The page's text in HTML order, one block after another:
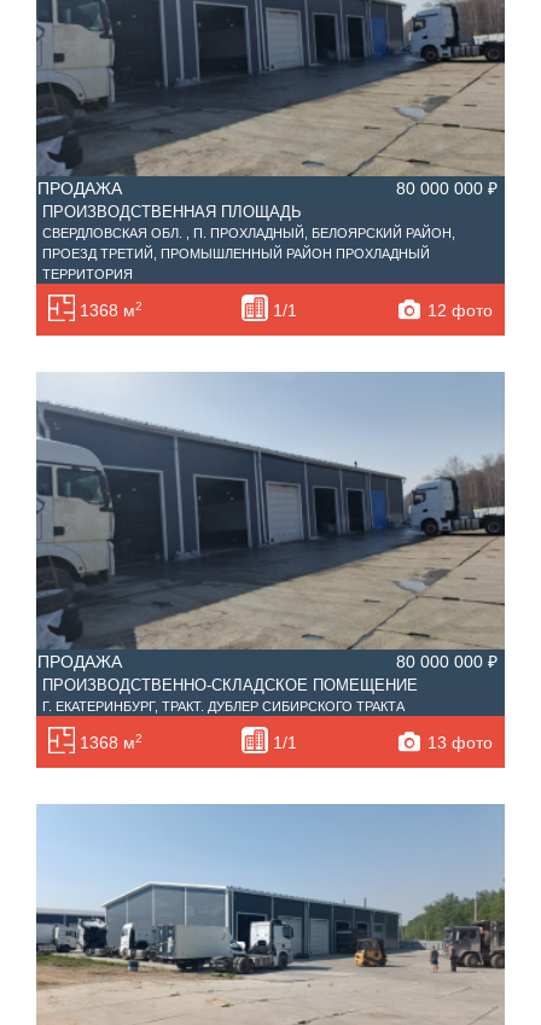
ПРОДАЖА 80 000 000 ₽
ПРОИЗВОДСТВЕННАЯ ПЛОЩАДЬ
СВЕРДЛОВСКАЯ ОБЛ. , П. ПРОХЛАДНЫЙ, БЕЛОЯРСКИЙ РАЙОН,
ПРОЕЗД ТРЕТИЙ, ПРОМЫШЛЕННЫЙ РАЙОН ПРОХЛАДНЫЙ
ТЕРРИТОРИЯ
1368 м2 1/1 12 фото
ПРОДАЖА 80 000 000 ₽
ПРОИЗВОДСТВЕННО-СКЛАДСКОЕ ПОМЕЩЕНИЕ
Г. ЕКАТЕРИНБУРГ, ТРАКТ. ДУБЛЕР СИБИРСКОГО ТРАКТА
1368 м2 1/1 13 фото